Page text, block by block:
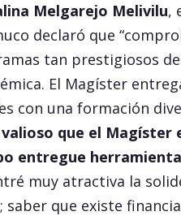
Melgarejo Melivilu,
declaró que
tan prestigiosos
El Magíster
con una formación
que el
entregue
muy atractiva la
saber que existe